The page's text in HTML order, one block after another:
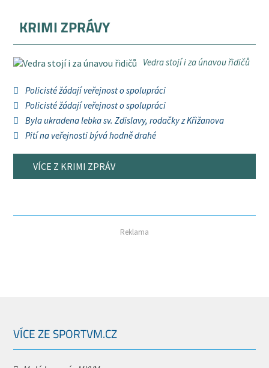
KRIMI ZPRÁVY
Vedra stojí i za únavou řidičů
Policisté žádají veřejnost o spolupráci
Policisté žádají veřejnost o spolupráci
Byla ukradena lebka sv. Zdislavy, rodačky z Křižanova
Pití na veřejnosti bývá hodně drahé
VÍCE Z KRIMI ZPRÁV
Reklama
VÍCE ZE SPORTVM.CZ